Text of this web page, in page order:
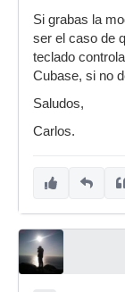
Si grabas la
ser el caso de
teclado
Cubase, si no
Saludos,
Carlos.